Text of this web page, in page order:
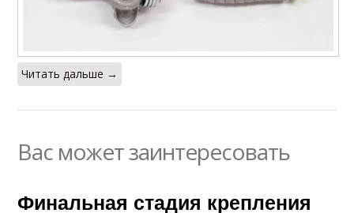
Читать дальше →
Вас может заинтересовать
Финальная стадия крепления